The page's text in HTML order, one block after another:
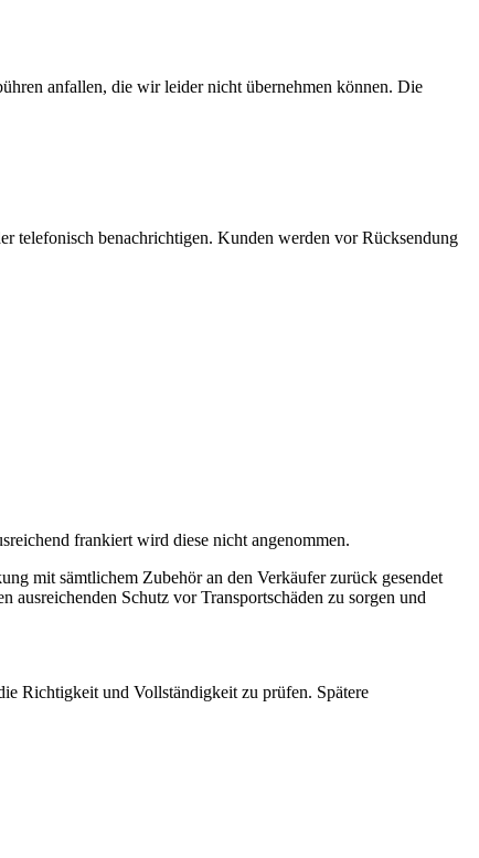
anfallen, die wir leider nicht übernehmen können. Die
telefonisch benachrichtigen. Kunden werden vor Rücksendung
frankiert wird diese nicht angenommen.
mit sämtlichem Zubehör an den Verkäufer zurück gesendet
Schutz vor Transportschäden zu sorgen und
Richtigkeit und Vollständigkeit zu prüfen. Spätere